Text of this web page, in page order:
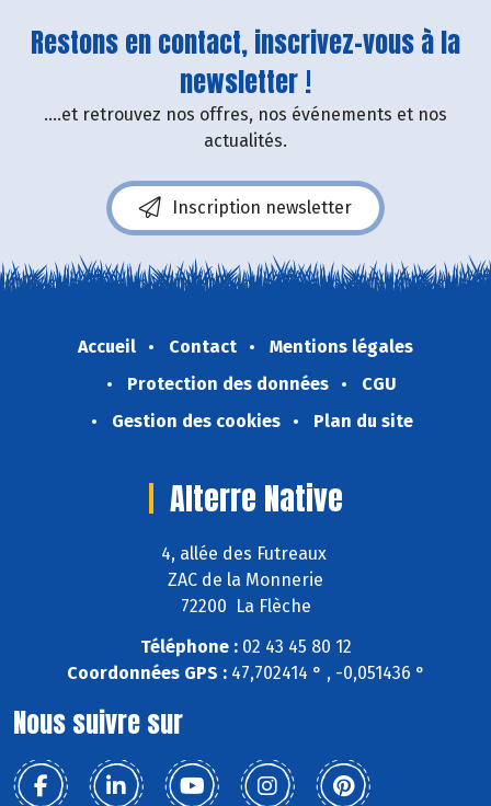
Restons en contact, inscrivez-vous à la
newsletter !
....et retrouvez nos offres, nos événements et nos
actualités.
Inscription newsletter
Accueil Contact
Mentions légales
Protection des données
CGU
Gestion des cookies
Plan du site
Alterre Native
4, allée des Futreaux
ZAC de la Monnerie
72200 La Flèche
Téléphone :02 43 45 80 12
Coordonnées GPS :47,702414 ° , -0,051436 °
Nous suivre sur